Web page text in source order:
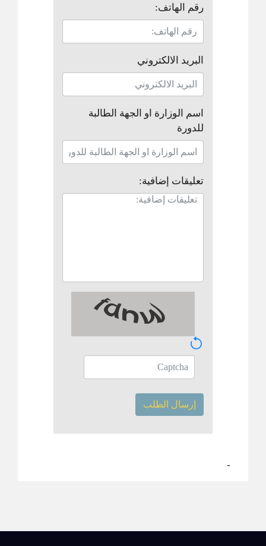
رقم الهاتف:
البريد الالكتروني
اسم الوزارة او الجهة الطالبة
للدورة
تعليقات إضافية:
إرسال الطلب
-